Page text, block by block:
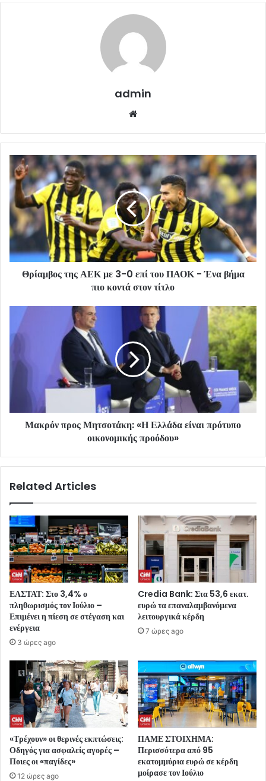
admin
Θρίαμβος της ΑΕΚ με 3-0 επί του ΠΑΟΚ - Ένα βήμα
πιο κοντά στον τίτλο
Μακρόν προς Μητσοτάκη: «Η Ελλάδα είναι πρότυπο
οικονομικής προόδου»
Related Articles
ΕΛΣΤΑΤ: Στο 3,4% ο
πληθωρισμός τον Ιούλιο –
Επιμένει η πίεση σε στέγαση και
ενέργεια
3 ώρες ago
Credia Bank: Στα 53,6 εκατ.
ευρώ τα επαναλαμβανόμενα
λειτουργικά κέρδη
7 ώρες ago
«Τρέχουν» οι θερινές εκπτώσεις:
Οδηγός για ασφαλείς αγορές –
Ποιες οι «παγίδες»
12 ώρες ago
ΠΑΜΕ ΣΤΟΙΧΗΜΑ:
Περισσότερα από 95
εκατομμύρια ευρώ σε κέρδη
μοίρασε τον Ιούλιο